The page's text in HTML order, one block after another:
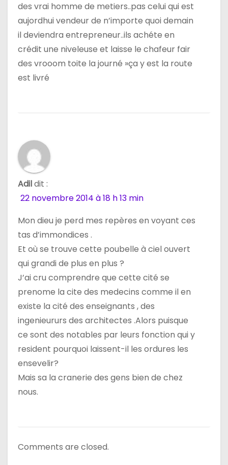
e
des vrai homme de metiers..pas celui qui est
aujordhui vendeur de n’importe quoi demain
il deviendra entrepreneur..ils achéte en
crédit une niveleuse et laisse le chafeur fair
des vrooom toite la journé »ça y est la route
est livré
Adildit :
22 novembre 2014 à 18 h 13 min
Mon dieu je perd mes repères en voyant ces
tas d’immondices .
Et où se trouve cette poubelle à ciel ouvert
qui grandi de plus en plus ?
J’ai cru comprendre que cette cité se
prenome la cite des medecins comme il en
existe la cité des enseignants , des
ingenieururs des architectes .Alors puisque
ce sont des notables par leurs fonction qui y
resident pourquoi laissent-il les ordures les
ensevelir?
Mais sa la cranerie des gens bien de chez
nous.
Comments are closed.